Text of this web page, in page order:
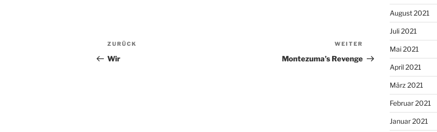
Beitragsnavigation
Vorheriger
Beitrag
ZURÜCK
Wir
Nächster
Beitrag
WEITER
Montezuma’s Revenge
August 2021
Juli 2021
Mai 2021
April 2021
März 2021
Februar 2021
Januar 2021